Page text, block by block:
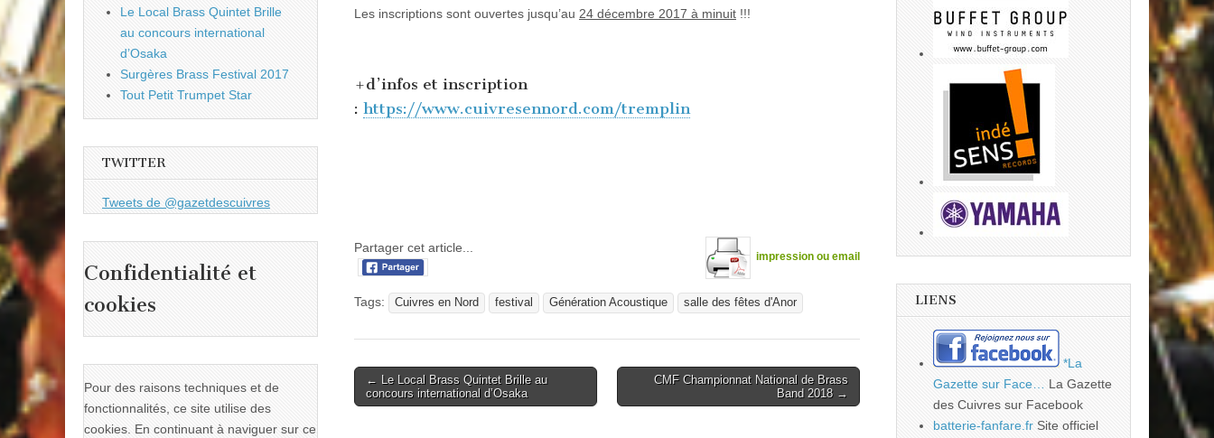
Les inscriptions sont ouvertes jusqu’au 24 décembre 2017 à minuit !!!
+d’infos et inscription
: https://www.cuivresennord.com/tremplin
impression ou email
Partager cet article...
Tags: Cuivres en Nord festival Génération Acoustique salle des fêtes d'Anor
Post
navigation
← Le Local Brass Quintet Brille au
concours international d’Osaka
CMF Championnat National de Brass
Band 2018 →
Le Local Brass Quintet Brille
au concours international
d’Osaka
Surgères Brass Festival 2017
Tout Petit Trumpet Star
TWITTER
Tweets de @gazetdescuivres
Confidentialité et
cookies
Pour des raisons techniques et de
fonctionnalités, ce site utilise des
cookies. En continuant à naviguer sur ce
LIENS
*La
Gazette sur Face…
La Gazette
des Cuivres sur Facebook
batterie-fanfare.fr Site officiel